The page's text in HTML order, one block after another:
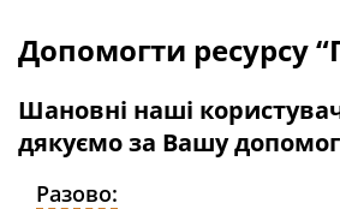
Допомогти ресурсу
Шановні наші
дякуємо за Вашу
Разово: